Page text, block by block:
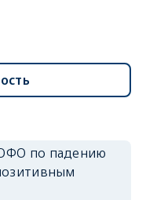
по падению